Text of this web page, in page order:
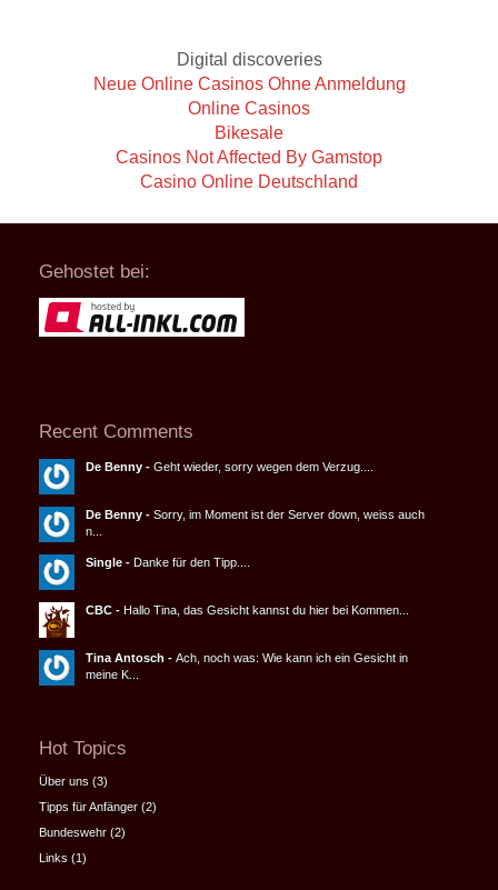
Digital discoveries
Neue Online Casinos Ohne Anmeldung
Online Casinos
Bikesale
Casinos Not Affected By Gamstop
Casino Online Deutschland
Gehostet bei:
Recent Comments
De Benny- Geht wieder, sorry wegen dem Verzug....
De Benny- Sorry, im Moment ist der Server down, weiss auch
n...
Single- Danke für den Tipp....
CBC- Hallo Tina, das Gesicht kannst du hier bei Kommen...
Tina Antosch - Ach, noch was: Wie kann ich ein Gesicht in
meine K...
Hot Topics
Über uns (3)
Tipps für Anfänger(2)
Bundeswehr(2)
Links (1)